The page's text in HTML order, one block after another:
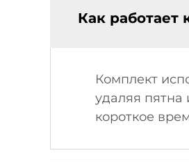
Как работает
Комплект
удаляя пятна
короткое